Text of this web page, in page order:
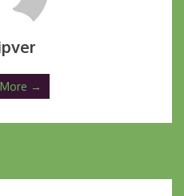
More →